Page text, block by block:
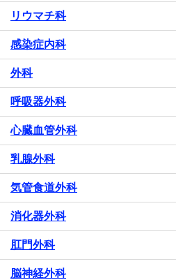
リウマチ科
感染症内科
外科
呼吸器外科
心臓血管外科
乳腺外科
気管食道外科
消化器外科
肛門外科
脳神経外科